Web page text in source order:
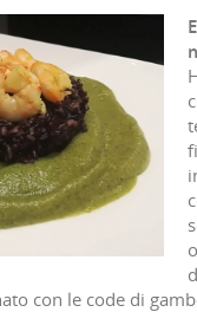
con le code di